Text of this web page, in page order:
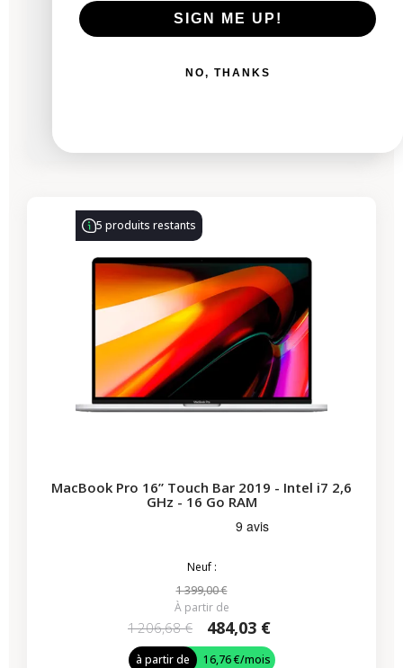
GHz - APPLE GPU 20 - 14 Coeurs - 24 Go RAM
À partir de
5 produits restants
MacBook Pro 16” Touch Bar 2019 - Intel i7 2,6
GHz - 16 Go RAM
Neuf :
1 399,00 €
À partir de
1 206,68 € 484,03 €
à partir de 16,76 €/mois
SIGN ME UP!
NO, THANKS